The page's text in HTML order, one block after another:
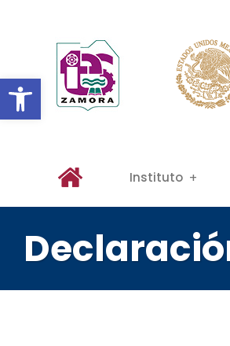
Abrir barra de
Instituto